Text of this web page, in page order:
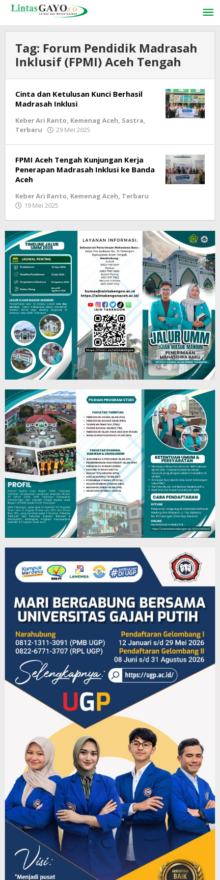
Lewati
konten
Tag: Forum Pendidik Madrasah
Inklusif (FPMI) Aceh Tengah
Cinta dan Ketulusan Kunci Berhasil
Madrasah Inklusi
Keber Ari Ranto, Kemenag Aceh, Sastra,
Terbaru
29 Mei 2025
FPMI Aceh Tengah Kunjungan Kerja
Penerapan Madrasah Inklusi ke Banda
Aceh
Keber Ari Ranto, Kemenag Aceh, Terbaru
19 Mei 2025